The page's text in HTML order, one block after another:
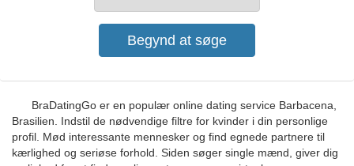
BraDatingGo er en populær online dating service Barbacena,
Brasilien. Indstil de nødvendige filtre for kvinder i din personlige
profil. Mød interessante mennesker og find egnede partnere til
kærlighed og seriøse forhold. Siden søger single mænd, giver dig